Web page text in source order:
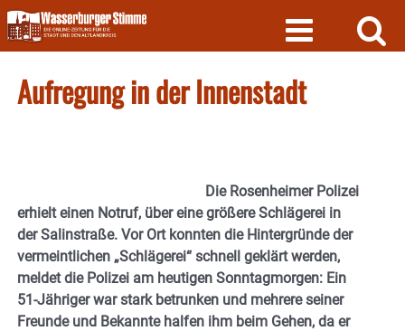
Skip
to
content
Aufregung in der Innenstadt
Die Rosenheimer Polizei
erhielt einen Notruf, über eine größere Schlägerei in
der Salinstraße. Vor Ort konnten die Hintergründe der
vermeintlichen „Schlägerei“ schnell geklärt werden,
meldet die Polizei am heutigen Sonntagmorgen: Ein
51-Jähriger war stark betrunken und mehrere seiner
Freunde und Bekannte halfen ihm beim Gehen, da er